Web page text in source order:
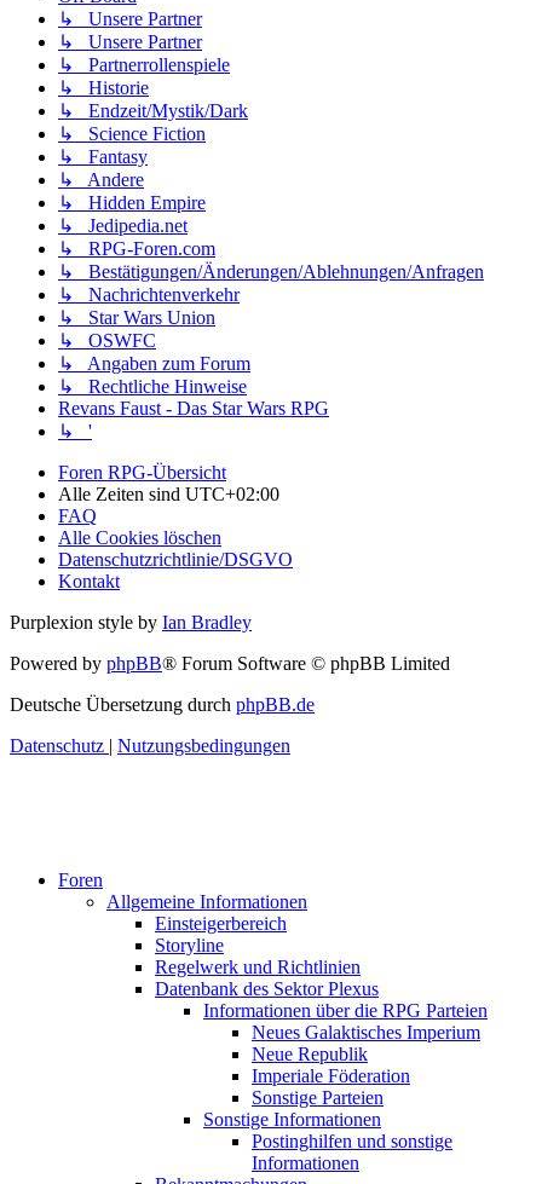
↳ Unsere Partner
↳ Unsere Partner
↳ Partnerrollenspiele
↳ Historie
↳ Endzeit/Mystik/Dark
↳ Science Fiction
↳ Fantasy
↳ Andere
↳ Hidden Empire
↳ Jedipedia.net
↳ RPG-Foren.com
↳ Bestätigungen/Änderungen/Ablehnungen/Anfragen
↳ Nachrichtenverkehr
↳ Star Wars Union
↳ OSWFC
↳ Angaben zum Forum
↳ Rechtliche Hinweise
Revans Faust - Das Star Wars RPG
↳ '
Foren RPG-Übersicht
Alle Zeiten sind UTC+02:00
FAQ
Alle Cookies löschen
Datenschutzrichtlinie/DSGVO
Kontakt
Purplexion style by Ian Bradley
Powered by phpBB® Forum Software © phpBB Limited
Deutsche Übersetzung durch phpBB.de
Datenschutz | Nutzungsbedingungen
Foren
Allgemeine Informationen
Einsteigerbereich
Storyline
Regelwerk und Richtlinien
Datenbank des Sektor Plexus
Informationen über die RPG Parteien
Neues Galaktisches Imperium
Neue Republik
Imperiale Föderation
Sonstige Parteien
Sonstige Informationen
Postinghilfen und sonstige
Informationen